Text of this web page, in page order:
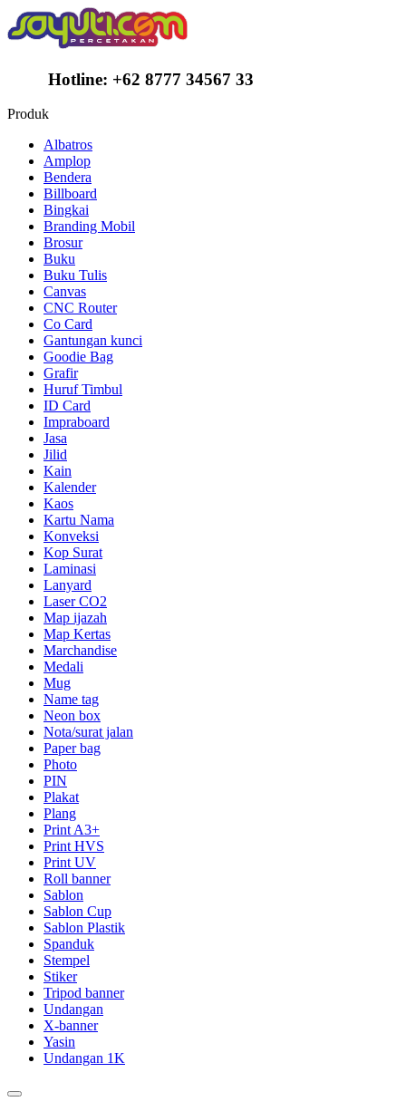
Hotline: +62 8777 34567 33
Produk
Albatros
Amplop
Bendera
Billboard
Bingkai
Branding Mobil
Brosur
Buku
Buku Tulis
Canvas
CNC Router
Co Card
Gantungan kunci
Goodie Bag
Grafir
Huruf Timbul
ID Card
Impraboard
Jasa
Jilid
Kain
Kalender
Kaos
Kartu Nama
Konveksi
Kop Surat
Laminasi
Lanyard
Laser CO2
Map ijazah
Map Kertas
Marchandise
Medali
Mug
Name tag
Neon box
Nota/surat jalan
Paper bag
Photo
PIN
Plakat
Plang
Print A3+
Print HVS
Print UV
Roll banner
Sablon
Sablon Cup
Sablon Plastik
Spanduk
Stempel
Stiker
Tripod banner
Undangan
X-banner
Yasin
Undangan 1K